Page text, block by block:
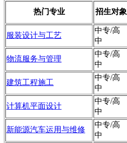
热门专业 招生对象
服装设计与工艺
中专/高
中
物流服务与管理
中专/高
中
建筑工程施工
中专/高
中
计算机平面设计
中专/高
中
新能源汽车运用与维修
中专/高
中